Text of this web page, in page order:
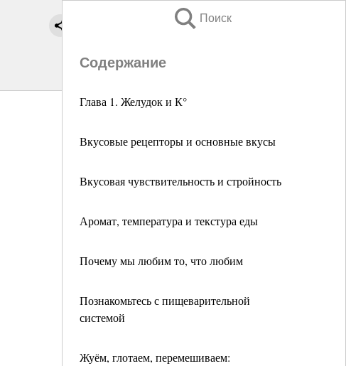
Поиск
Содержание
Глава 1. Желудок и К°
Вкусовые рецепторы и основные вкусы
Вкусовая чувствительность и стройность
Аромат, температура и текстура еды
Почему мы любим то, что любим
Познакомьтесь с пищеварительной
системой
Жуём, глотаем, перемешиваем: